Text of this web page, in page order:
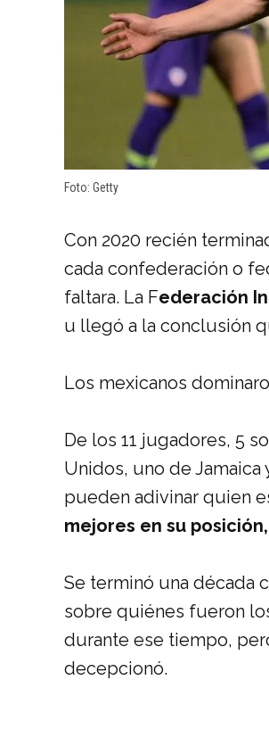
Foto: Getty
Con 2020 recién
cada confederación o
faltara. La Federación
u llegó a la conclusión
Los mexicanos
De los 11 jugadores, 5
Unidos, uno de
pueden adivinar quien
mejores en su
Se terminó una década
sobre quiénes fueron
durante ese tiempo,
decepcionó.